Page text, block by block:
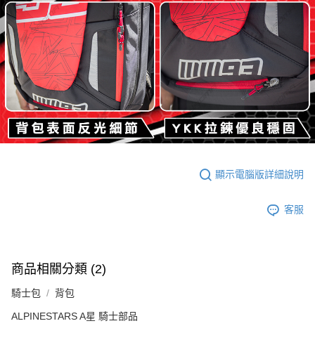
顯示電腦版詳細說明
客服
商品相關分類 (2)
騎士包 背包
ALPINESTARS A星 騎士部品